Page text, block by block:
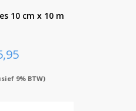
10 cm x 10 m
9% BTW)